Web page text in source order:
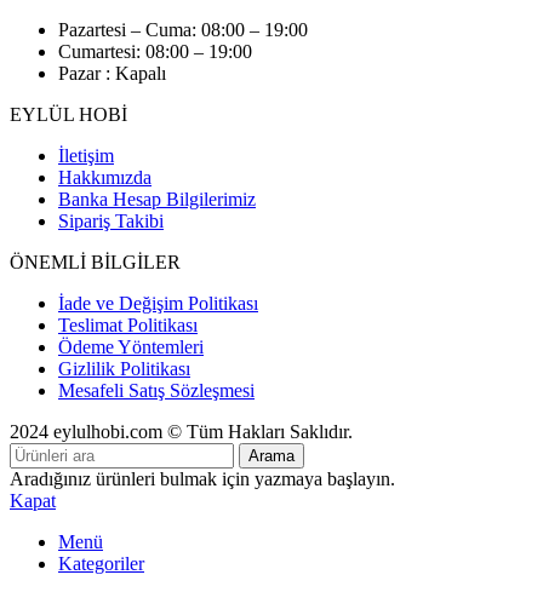
Pazartesi – Cuma: 08:00 – 19:00
Cumartesi: 08:00 – 19:00
Pazar : Kapalı
EYLÜL HOBİ
İletişim
Hakkımızda
Banka Hesap Bilgilerimiz
Sipariş Takibi
ÖNEMLİ BİLGİLER
İade ve Değişim Politikası
Teslimat Politikası
Ödeme Yöntemleri
Gizlilik Politikası
Mesafeli Satış Sözleşmesi
2024 eylulhobi.com © Tüm Hakları Saklıdır.
Arama
Aradığınız ürünleri bulmak için yazmaya başlayın.
Kapat
Menü
Kategoriler